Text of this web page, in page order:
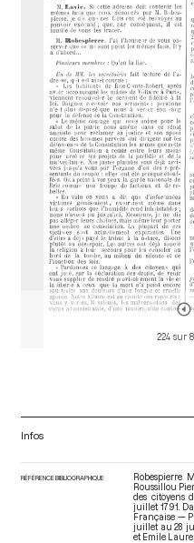
224 sur
Infos
RÉFÉRENCE BIBLIOGRAPHIQUE
Robespierre
Roussillou
des citoyens
juillet 1791.
Française —
juillet au 28
et Emile